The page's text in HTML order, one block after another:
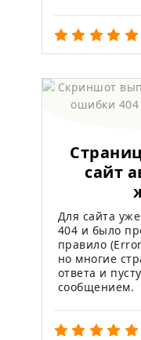
сайт
Для сайта
404 и было
правило
но многие
ответа и
сообщением.